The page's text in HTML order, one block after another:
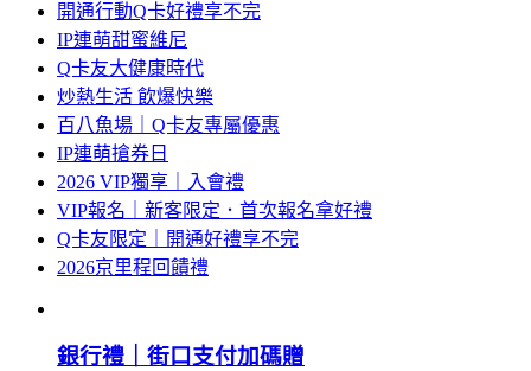
開通行動Q卡好禮享不完
IP連萌甜蜜維尼
Q卡友大健康時代
炒熱生活 飲爆快樂
百八魚場｜Q卡友專屬優惠
IP連萌搶券日
2026 VIP獨享｜入會禮
VIP報名｜新客限定．首次報名拿好禮
Q卡友限定｜開通好禮享不完
2026京里程回饋禮
銀行禮｜街口支付加碼贈